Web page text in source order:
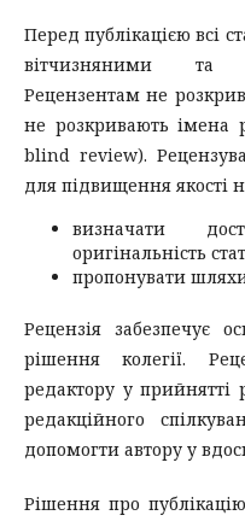
Перед публікацією всі
вітчизняними та
Рецензентам не
не розкривають імена
blind review).
для підвищення якості
визначати
оригінальність
пропонувати
Рецензія забезпечує
рішення колегії.
редактору у
редакційного
допомогти автору у
Рішення про